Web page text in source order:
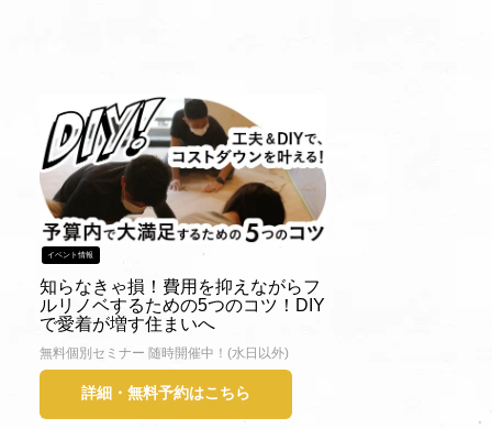
イベント情報
知らなきゃ損！費用を抑えながらフ
ルリノベするための5つのコツ！DIY
で愛着が増す住まいへ
無料個別セミナー 随時開催中！(水日以外)
詳細・無料予約はこちら